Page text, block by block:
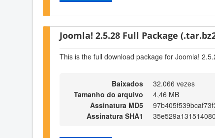
Joomla! 2.5.28 Full Package
This is the full download package for Joomla!
Baixados
32.066 vezes
Tamanho do arquivo
4,46 MB
Assinatura MD5
Assinatura SHA1